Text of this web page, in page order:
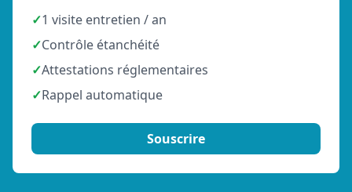
✓1 visite entretien / an
✓Contrôle étanchéité
✓Attestations réglementaires
✓Rappel automatique
Souscrire